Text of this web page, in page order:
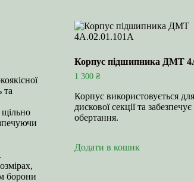
та
борони
Корпус підшипника ДМТ
1 300 ₴
Корпус використовується
дискової секції та
обертання.
Додати в кошик